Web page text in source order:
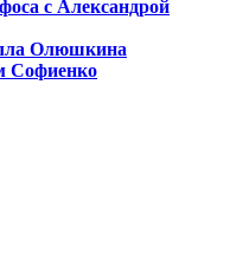
с Александрой
Олюшкина
Софиенко